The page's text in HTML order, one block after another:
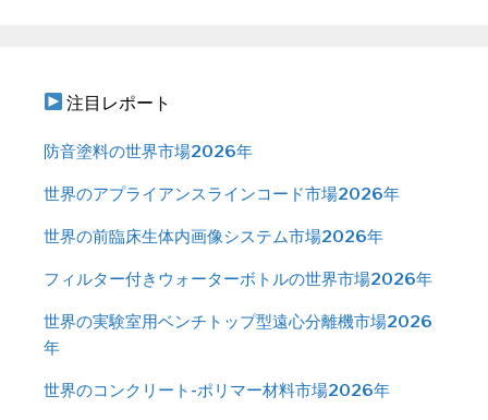
注目レポート
防音塗料の世界市場2026年
世界のアプライアンスラインコード市場2026年
世界の前臨床生体内画像システム市場2026年
フィルター付きウォーターボトルの世界市場2026年
世界の実験室用ベンチトップ型遠心分離機市場2026
年
世界のコンクリート-ポリ​​マー材料市場2026年